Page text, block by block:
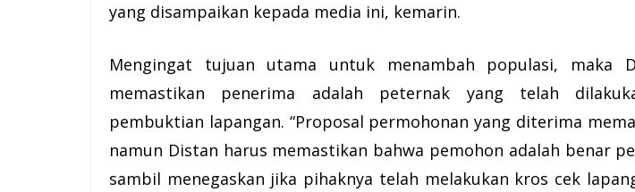
yang disampaikan kepada media ini, kemarin.
Mengingat tujuan utama untuk menambah populasi, maka
memastikan penerima adalah peternak yang telah
pembuktian lapangan. “Proposal permohonan yang diterima
namun Distan harus memastikan bahwa pemohon adalah benar
sambil menegaskan jika pihaknya telah melakukan kros cek